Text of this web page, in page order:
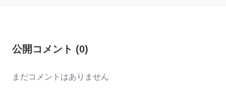
公開コメント (0)
まだコメントはありません